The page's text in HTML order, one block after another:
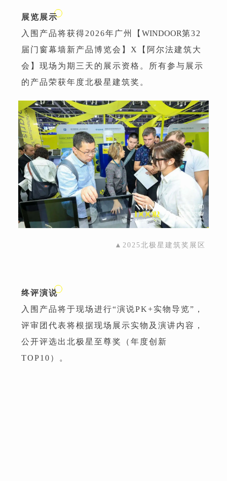
展览展示
入围产品将获得2026年广州【 WINDOOR第32
届门窗幕墙新产品博览会】X【阿尔法建筑大
会】现场为期三天的展示资格。所有参与展示
的产品荣获年度北极星建筑奖。
▲2025北极星建筑奖展区
终评演说
入围产品将于现场进行“演说PK+实物导览”，
评审团代表将根据现场展示实物及演讲内容，
公开评选出北极星至尊奖（年度创新
TOP10）。